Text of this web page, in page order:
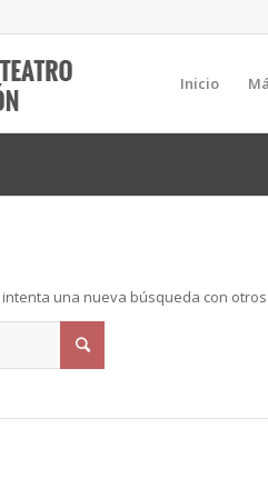
Inicio
una nueva búsqueda con